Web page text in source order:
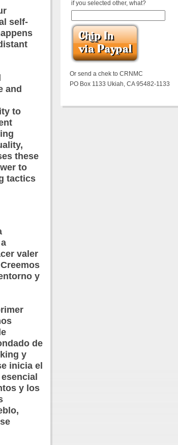
self-
and
to
these
to
tactics
valer
y
de
y
inicia el
y los
if you selected other, what?
Or send a chek to CRNMC
PO Box 1133 Ukiah, CA 95482-1133